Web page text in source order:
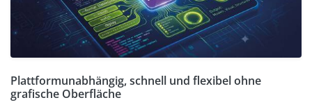
Plattformunabhängig, schnell und flexibel ohne
grafische Oberfläche